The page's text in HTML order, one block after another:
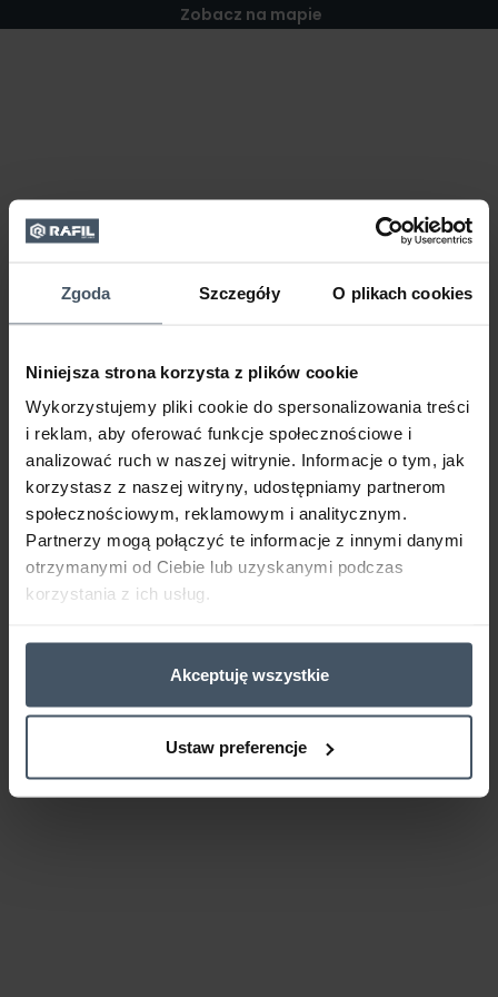
Zgoda Szczegóły O plikach cookies
Niniejsza strona korzysta z plików cookie
Wykorzystujemy pliki cookie do spersonalizowania treści
i reklam, aby oferować funkcje społecznościowe i
analizować ruch w naszej witrynie. Informacje o tym, jak
korzystasz z naszej witryny, udostępniamy partnerom
społecznościowym, reklamowym i analitycznym.
Partnerzy mogą połączyć te informacje z innymi danymi
otrzymanymi od Ciebie lub uzyskanymi podczas
korzystania z ich usług.
Akceptuję wszystkie
Ustaw preferencje
Zobacz na mapie